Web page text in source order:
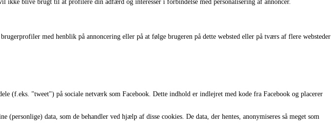
ikke blive brugt til at profilere din adfærd og interesser i forbindelse med personalisering af annoncer.
med henblik på annoncering eller på at følge brugeren på dette websted eller på tværs af flere websteder
(f.eks. "tweet") på sociale netværk som Facebook. Dette indhold er indlejret med kode fra Facebook og placerer
data, som de behandler ved hjælp af disse cookies. De data, der hentes, anonymiseres så meget som